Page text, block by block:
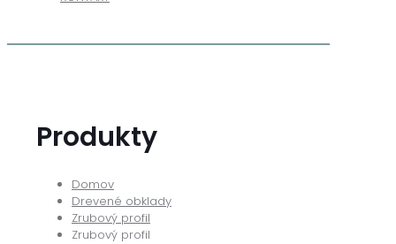
Produkty
Domov
Drevené obklady
Zrubový profil
Zrubový profil